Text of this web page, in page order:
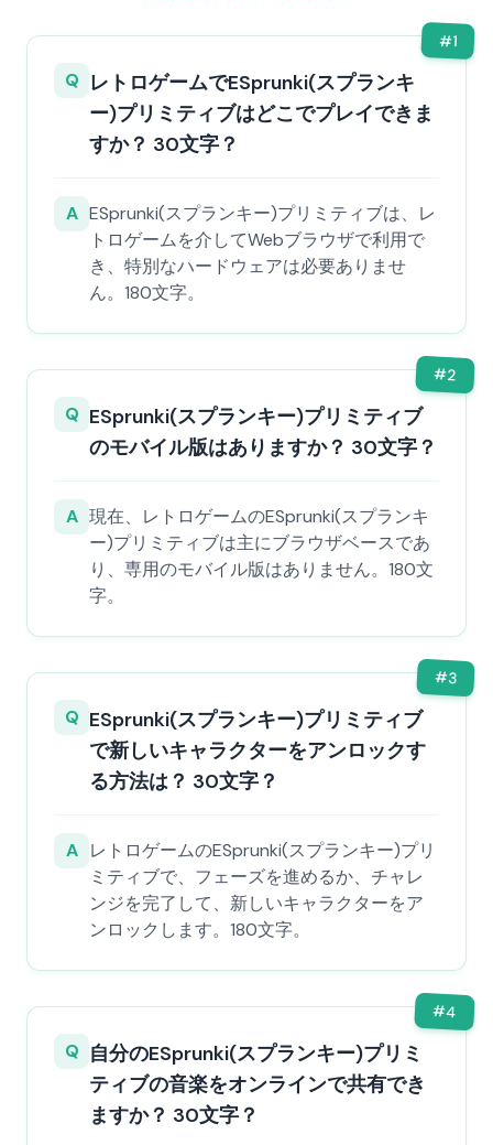
#1
Q レトロゲームでESprunki(スプランキ
ー)プリミティブはどこでプレイできま
すか？ 30文字？
A ESprunki(スプランキー)プリミティブは、レ
トロゲームを介してWebブラウザで利用で
き、特別なハードウェアは必要ありませ
ん。180文字。
#2
Q ESprunki(スプランキー)プリミティブ
のモバイル版はありますか？ 30文字？
A 現在、レトロゲームのESprunki(スプランキ
ー)プリミティブは主にブラウザベースであ
り、専用のモバイル版はありません。180文
字。
#3
Q ESprunki(スプランキー)プリミティブ
で新しいキャラクターをアンロックす
る方法は？ 30文字？
A レトロゲームのESprunki(スプランキー)プリ
ミティブで、フェーズを進めるか、チャレ
ンジを完了して、新しいキャラクターをア
ンロックします。180文字。
#4
Q 自分のESprunki(スプランキー)プリミ
ティブの音楽をオンラインで共有でき
ますか？ 30文字？